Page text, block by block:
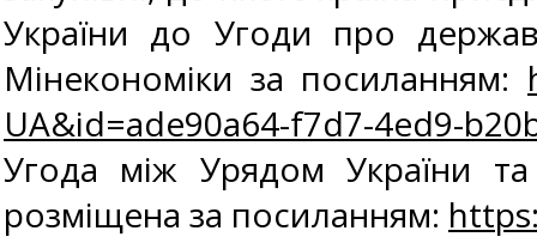
України до Угоди про
Мінекономіки за посиланням:
UA&id=ade90a64-f7d7-4ed9-
Угода між Урядом України
розміщена за посиланням: